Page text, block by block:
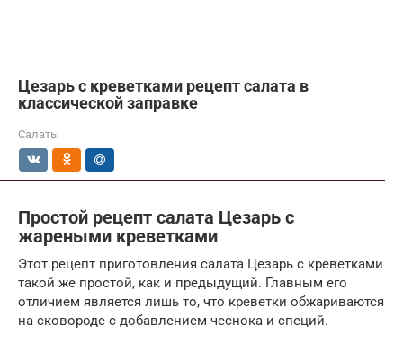
Цезарь с креветками рецепт салата в
классической заправке
Салаты
Простой рецепт салата Цезарь с
жареными креветками
Этот рецепт приготовления салата Цезарь с креветками
такой же простой, как и предыдущий. Главным его
отличием является лишь то, что креветки обжариваются
на сковороде с добавлением чеснока и специй.